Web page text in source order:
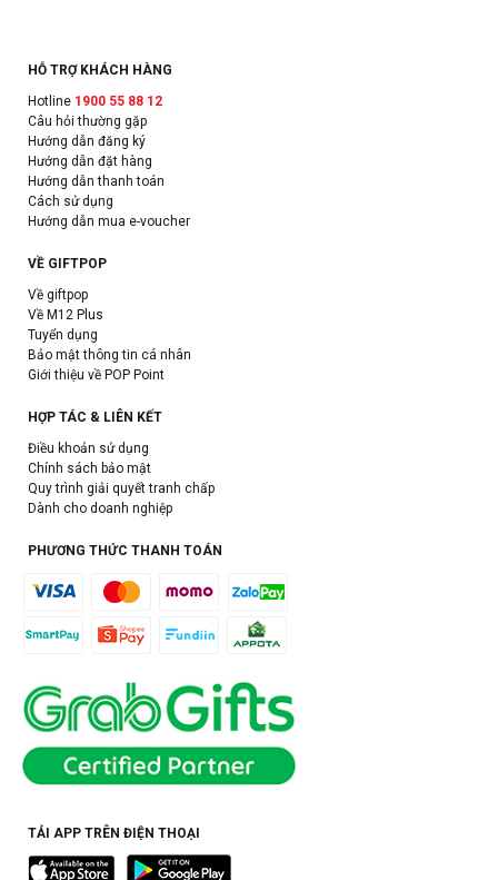
HỖ TRỢ KHÁCH HÀNG
Hotline 1900 55 88 12
Câu hỏi thường gặp
Hướng dẫn đăng ký
Hướng dẫn đặt hàng
Hướng dẫn thanh toán
Cách sử dụng
Hướng dẫn mua e-voucher
VỀ GIFTPOP
Về giftpop
Về M12 Plus
Tuyển dụng
Bảo mật thông tin cá nhân
Giới thiệu về POP Point
HỢP TÁC & LIÊN KẾT
Điều khoản sử dụng
Chính sách bảo mật
Quy trình giải quyết tranh chấp
Dành cho doanh nghiệp
PHƯƠNG THỨC THANH TOÁN
TẢI APP TRÊN ĐIỆN THOẠI